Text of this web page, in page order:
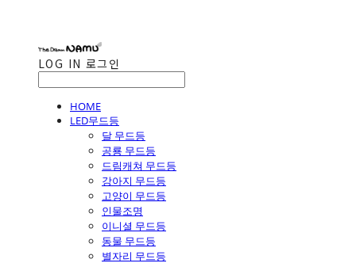
LOG IN 로그인
HOME
LED무드등
달 무드등
공룡 무드등
드림캐쳐 무드등
강아지 무드등
고양이 무드등
인물조명
이니셜 무드등
동물 무드등
별자리 무드등